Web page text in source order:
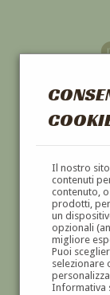
Il nostro
contenuti
contenuto,
prodotti,
un
opzionali
migliore
Puoi
selezionare
Informativa